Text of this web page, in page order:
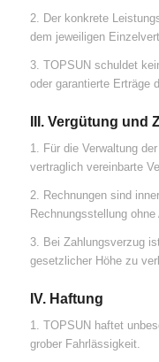
2. Der konkrete
dem jeweiligen
3. TOPSUN schuldet
oder garantierte Erträge
III. Vergütung
1. Für die Verwaltung
vertraglich vereinbarte
2. Rechnungen sind
Rechnungsstellung
3. Bei Zahlungsverzug
gesetzlicher Höhe zu
IV. Haftung
1. TOPSUN haftet
grober Fahrlässigkeit.